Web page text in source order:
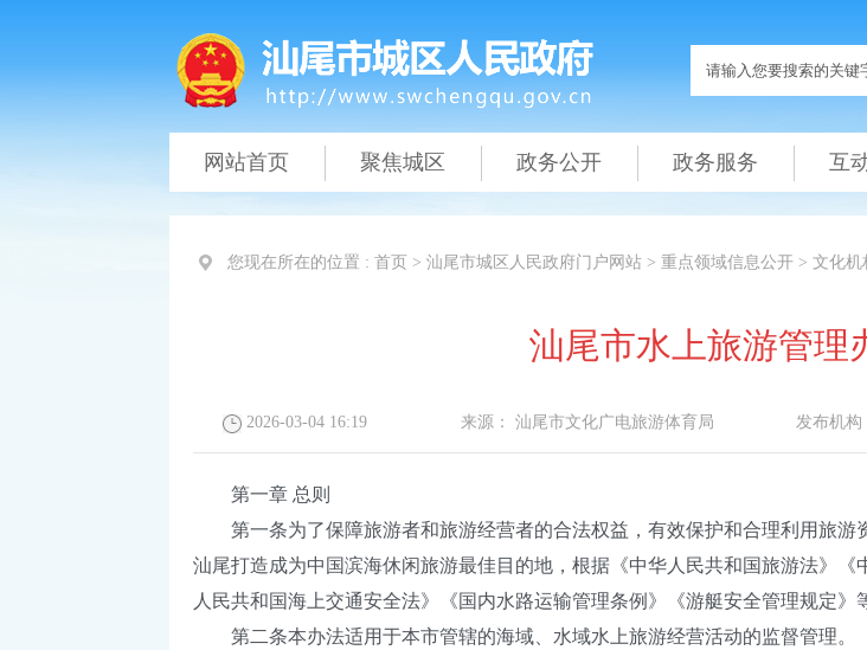
网站首页 聚焦城区 政务公开 政务服务 互
您现在所在的位置 : 首页 > 汕尾市城区人民政府门户网站> 重点领域信息公开> 文化机
汕尾市水上旅游管理
2026-03-04 16:19 来源： 汕尾市文化广电旅游体育局 发布机构
第一章 总则
第一条为了保障旅游者和旅游经营者的合法权益，有效保护和合理利用旅游
汕尾打造成为中国滨海休闲旅游最佳目的地，根据《中华人民共和国旅游法》
人民共和国海上交通安全法》《国内水路运输管理条例》《游艇安全管理规定》
第二条本办法适用于本市管辖的海域、水域水上旅游经营活动的监督管理。